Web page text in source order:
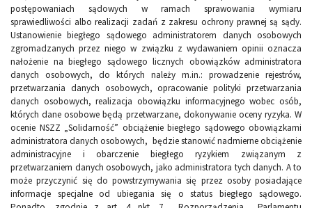
postępowaniach sądowych w ramach sprawowania wymiaru
sprawiedliwości albo realizacji zadań z zakresu ochrony prawnej są sądy.
Ustanowienie biegłego sądowego administratorem danych osobowych
zgromadzanych przez niego w związku z wydawaniem opinii oznacza
nałożenie na biegłego sądowego licznych obowiązków administratora
danych osobowych, do których należy m.in.: prowadzenie rejestrów,
przetwarzania danych osobowych, opracowanie polityki przetwarzania
danych osobowych, realizacja obowiązku informacyjnego wobec osób,
których dane osobowe będą przetwarzane, dokonywanie oceny ryzyka. W
ocenie NSZZ „Solidarność” obciążenie biegłego sądowego obowiązkami
administratora danych osobowych, będzie stanowić nadmierne obciążenie
administracyjne i obarczenie biegłego ryzykiem związanym z
przetwarzaniem danych osobowych, jako administratora tych danych. A to
może przyczynić się do powstrzymywania się przez osoby posiadające
informacje specjalne od ubiegania się o status biegłego sądowego.